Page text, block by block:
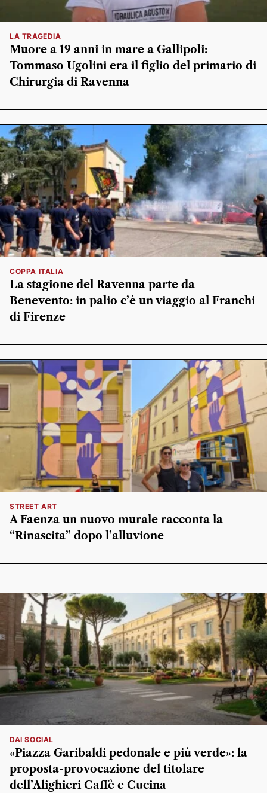
LA TRAGEDIA
Muore a 19 anni in mare a Gallipoli:
Tommaso Ugolini era il figlio del primario di
Chirurgia di Ravenna
COPPA ITALIA
La stagione del Ravenna parte da
Benevento: in palio c’è un viaggio al Franchi
di Firenze
STREET ART
A Faenza un nuovo murale racconta la
“Rinascita” dopo l’alluvione
DAI SOCIAL
«Piazza Garibaldi pedonale e più verde»: la
proposta-provocazione del titolare
dell’Alighieri Caffè e Cucina